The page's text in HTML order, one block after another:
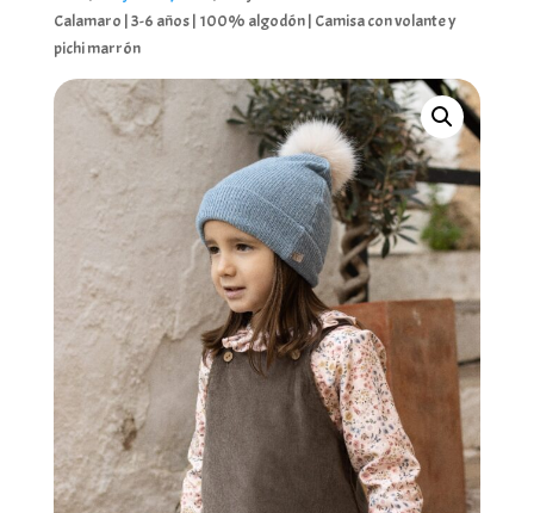
Calamaro | 3-6 años | 100% algodón | Camisa con volante y
pichi marrón